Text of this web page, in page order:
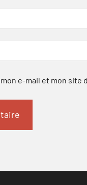
e-mail et mon site